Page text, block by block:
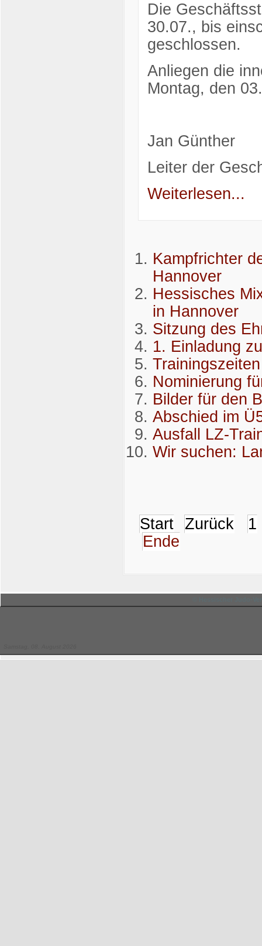
Die
30.07., bis
geschlossen.
Anliegen die
Montag, den
Jan Günther
Leiter der
Weiterlesen...
Kampfrichter
Hannover
Hessisches
in Hannover
Sitzung des
1. Einladung
Nominierung
Bilder für den
Abschied im
Ausfall LZ-
Wir suchen:
Start Zurück
1
Ende